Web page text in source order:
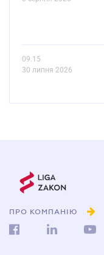
09.15
30 липня 2026
ПРО КОМПАНІЮ